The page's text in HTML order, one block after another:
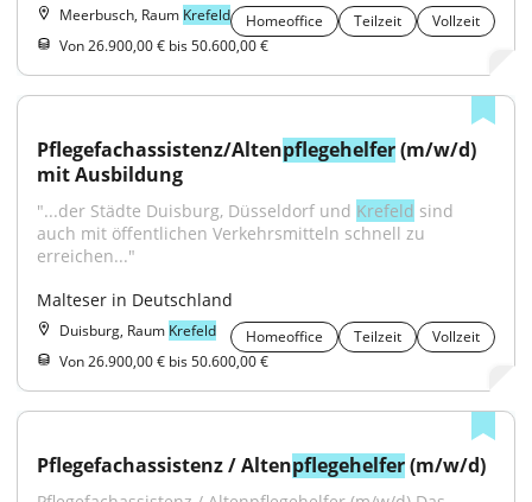
Meerbusch, Raum Krefeld Homeoffice Teilzeit
Vollzeit
Von 26.900,00 € bis 50.600,00 €
Pflegefachassistenz/Altenpflegehelfer (m/w/d)
mit Ausbildung
"...der Städte Duisburg, Düsseldorf und Krefeld sind
auch mit öffentlichen Verkehrsmitteln schnell zu
erreichen..."
Malteser in Deutschland
Duisburg, Raum Krefeld Homeoffice Teilzeit
Vollzeit
Von 26.900,00 € bis 50.600,00 €
Pflegefachassistenz / Altenpflegehelfer (m/w/d)